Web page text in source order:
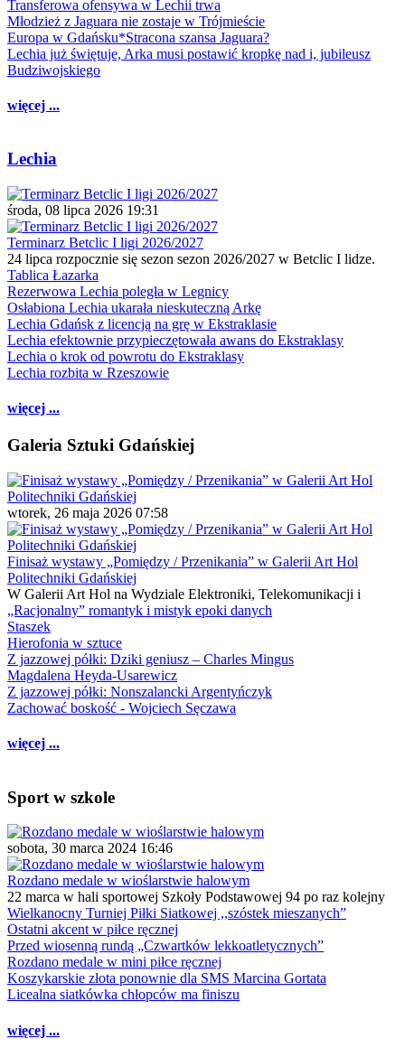
Transferowa ofensywa w Lechii trwa
Młodzież z Jaguara nie zostaje w Trójmieście
Europa w Gdańsku*Stracona szansa Jaguara?
Lechia już świętuje, Arka musi postawić kropkę nad i, jubileusz
Budziwojskiego
więcej ...
Lechia
środa, 08 lipca 2026 19:31
Terminarz Betclic I ligi 2026/2027
24 lipca rozpocznie się sezon sezon 2026/2027 w Betclic I lidze.
Tablica Łazarka
Rezerwowa Lechia poległa w Legnicy
Osłabiona Lechia ukarała nieskuteczną Arkę
Lechia Gdańsk z licencją na grę w Ekstraklasie
Lechia efektownie przypieczętowała awans do Ekstraklasy
Lechia o krok od powrotu do Ekstraklasy
Lechia rozbita w Rzeszowie
więcej ...
Galeria Sztuki Gdańskiej
wtorek, 26 maja 2026 07:58
Finisaż wystawy „Pomiędzy / Przenikania” w Galerii Art Hol
Politechniki Gdańskiej
W Galerii Art Hol na Wydziale Elektroniki, Telekomunikacji i
„Racjonalny” romantyk i mistyk epoki danych
Staszek
Hierofonia w sztuce
Z jazzowej półki: Dziki geniusz – Charles Mingus
Magdalena Heyda-Usarewicz
Z jazzowej półki: Nonszalancki Argentyńczyk
Zachować boskość - Wojciech Sęczawa
więcej ...
Sport w szkole
sobota, 30 marca 2024 16:46
Rozdano medale w wioślarstwie halowym
22 marca w hali sportowej Szkoły Podstawowej 94 po raz kolejny
Wielkanocny Turniej Piłki Siatkowej ,,szóstek mieszanych”
Ostatni akcent w piłce ręcznej
Przed wiosenną rundą „Czwartków lekkoatletycznych”
Rozdano medale w mini piłce ręcznej
Koszykarskie złota ponownie dla SMS Marcina Gortata
Licealna siatkówka chłopców ma finiszu
więcej ...